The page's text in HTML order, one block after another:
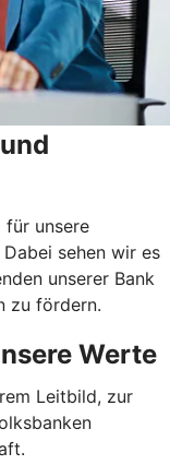
für unsere
sehen wir es
unserer Bank
zu fördern.
Werte
Leitbild, zur